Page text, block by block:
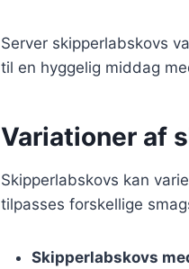
Server skipperlabskovs
til en hyggelig middag
Variationer af
Skipperlabskovs kan
tilpasses forskellige
Skipperlabskovs